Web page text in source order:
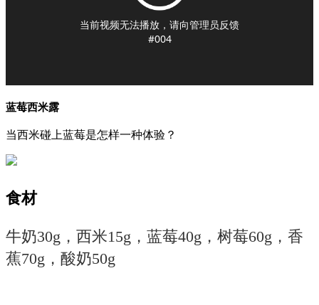
当前视频无法播放，请向管理员反馈
#004
蓝莓西米露
当西米碰上蓝莓是怎样一种体验？
食材
牛奶30g，西米15g，蓝莓40g，树莓60g，香
蕉70g，酸奶50g